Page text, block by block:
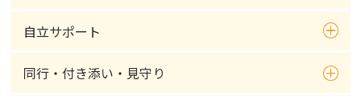
自立サポート
同行・付き添い・見守り